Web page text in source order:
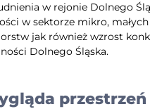
w rejonie Dolnego
w sektorze mikro,
jak również wzrost
Dolnego Śląska.
przestrzeń